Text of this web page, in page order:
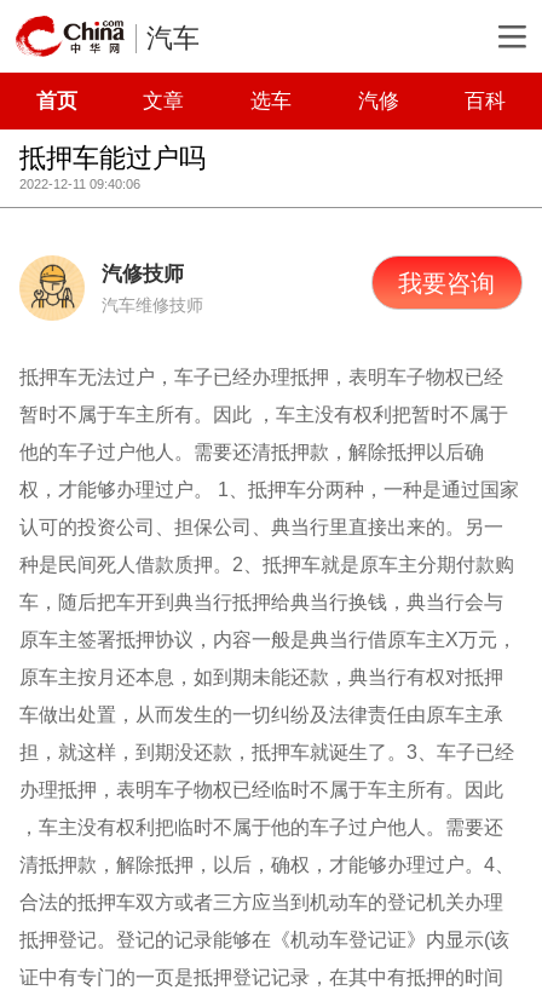
汽车
首页 文章 选车 汽修 百科
抵押车能过户吗
2022-12-11 09:40:06
汽修技师
汽车维修技师
我要咨询
抵押车无法过户，车子已经办理抵押，表明车子物权已经
暂时不属于车主所有。因此 ，车主没有权利把暂时不属于
他的车子过户他人。需要还清抵押款，解除抵押以后确
权，才能够办理过户。 1、抵押车分两种，一种是通过国家
认可的投资公司、担保公司、典当行里直接出来的。另一
种是民间死人借款质押。2、抵押车就是原车主分期付款购
车，随后把车开到典当行抵押给典当行换钱，典当行会与
原车主签署抵押协议，内容一般是典当行借原车主X万元，
原车主按月还本息，如到期未能还款，典当行有权对抵押
车做出处置，从而发生的一切纠纷及法律责任由原车主承
担，就这样，到期没还款，抵押车就诞生了。3、车子已经
办理抵押，表明车子物权已经临时不属于车主所有。因此
，车主没有权利把临时不属于他的车子过户他人。需要还
清抵押款，解除抵押，以后，确权，才能够办理过户。4、
合法的抵押车双方或者三方应当到机动车的登记机关办理
抵押登记。登记的记录能够在《机动车登记证》内显示(该
证中有专门的一页是抵押登记记录，在其中有抵押的时间